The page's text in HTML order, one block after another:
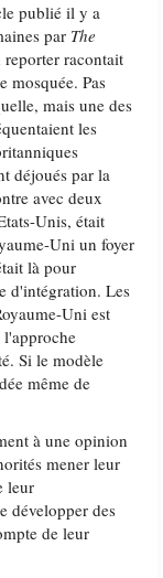
publié il y a
par The
reporter racontait
mosquée. Pas
mais une des
les
déjoués par la
avec deux
Unis, était
Uni un foyer
là pour
d'intégration. Les
Uni est
l'approche
Si le modèle
même de
à une opinion
mener leur
leur
développer des
de leur